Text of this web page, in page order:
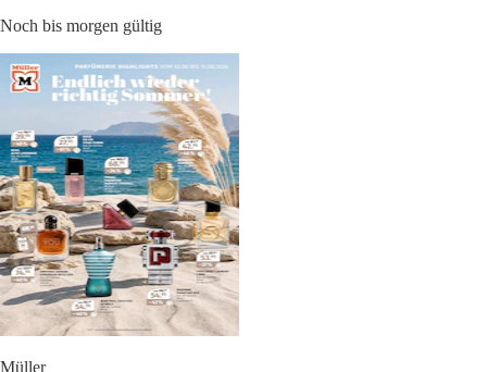
Noch bis morgen gültig
Müller